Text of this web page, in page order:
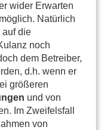
wider Erwarten
Natürlich
auf die
noch
dem Betreiber,
d.h. wenn er
größeren
und von
Im Zweifelsfall
von